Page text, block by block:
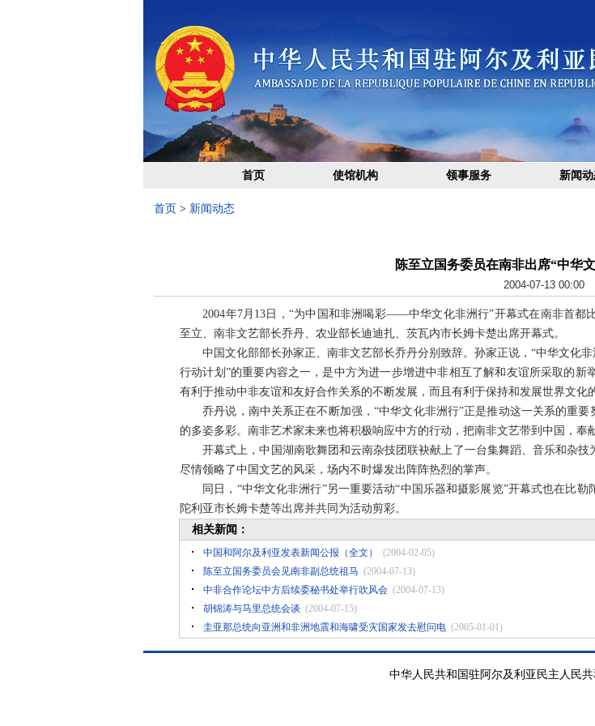
首页 使馆机构 领事服务 新闻动
首页 > 新闻动态
陈至立国务委员在南非出席“中华
2004-07-13 00:00
2004年7月13日，“为中国和非洲喝彩――中华文化非洲行”开幕式在南非首都
至立、南非文艺部长乔丹、农业部长迪迪扎、茨瓦内市长姆卡楚出席开幕式。
中国文化部部长孙家正、南非文艺部长乔丹分别致辞。孙家正说，“中华文化非
行动计划”的重要内容之一，是中方为进一步增进中非相互了解和友谊所采取的
有利于推动中非友谊和友好合作关系的不断发展，而且有利于保持和发展世界文
乔丹说，南中关系正在不断加强，“中华文化非洲行”正是推动这一关系的重要
的多姿多彩。南非艺术家未来也将积极响应中方的行动，把南非文艺带到中国，奉
开幕式上，中国湖南歌舞团和云南杂技团联袂献上了一台集舞蹈、音乐和杂技
尽情领略了中国文艺的风采，场内不时爆发出阵阵热烈的掌声。
同日，“中华文化非洲行”另一重要活动“中国乐器和摄影展览”开幕式也在比勒
陀利亚市长姆卡楚等出席并共同为活动剪彩。
相关新闻：
中国和阿尔及利亚发表新闻公报（全文）
(2004-02-05)
陈至立国务委员会见南非副总统祖马 (2004-07-13)
中非合作论坛中方后续委秘书处举行吹风会 (2004-07-13)
胡锦涛与马里总统会谈 (2004-07-15)
圭亚那总统向亚洲和非洲地震和海啸受灾国家发去慰问电 (2005-01-01)
中华人民共和国驻阿尔及利亚民主人民